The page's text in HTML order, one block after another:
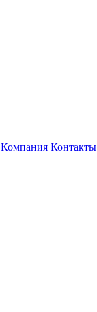
Компания Контакты